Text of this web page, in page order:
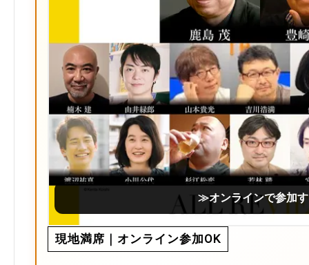
≫オンラインで参加
現地満席｜オンライン参加OK